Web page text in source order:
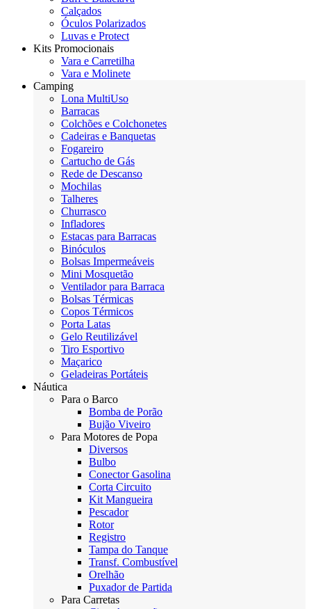
Calçados
Óculos Polarizados
Luvas e Protect
Kits Promocionais
Vara e Carretilha
Vara e Molinete
Camping
Lona MultiUso
Barracas
Colchões e Colchonetes
Cadeiras e Banquetas
Fogareiro
Cartucho de Gás
Rede de Descanso
Mochilas
Talheres
Churrasco
Infladores
Estacas para Barracas
Binóculos
Bolsas Impermeáveis
Mini Mosquetão
Ventilador para Barraca
Bolsas Térmicas
Copos Térmicos
Porta Latas
Gelo Reutilizável
Tiro Esportivo
Maçarico
Geladeiras Portáteis
Náutica
Para o Barco
Bomba de Porão
Bujão Viveiro
Para Motores de Popa
Diversos
Bulbo
Conector Gasolina
Corta Circuito
Kit Mangueira
Pescador
Rotor
Registro
Tampa do Tanque
Transf. Combustível
Orelhão
Puxador de Partida
Para Carretas